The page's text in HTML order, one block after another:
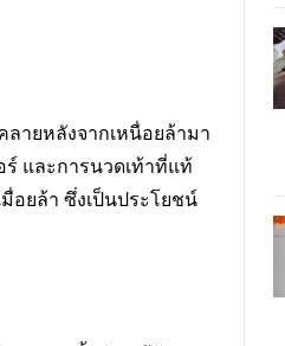
ายหลังจากเหนื่อยล้ามา
และการนวดเท้าที่แท้
อยล้า ซึ่งเป็นประโยชน์